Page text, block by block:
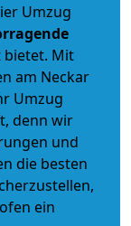
Umzug
bietet. Mit
am Neckar
Umzug
denn wir
und
die besten
ein